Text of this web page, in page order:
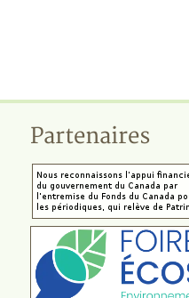
Partenaires